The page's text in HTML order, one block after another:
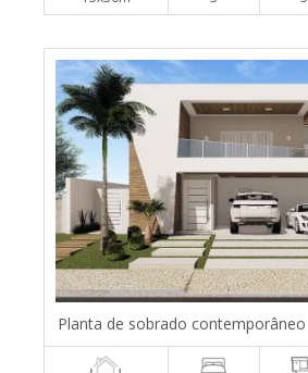
Planta de sobrado contemporâneo